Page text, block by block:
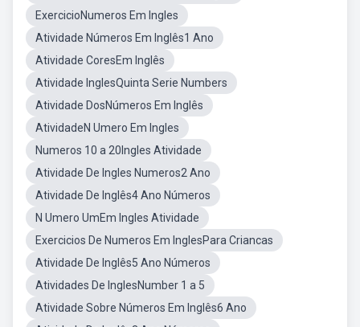
ExercicioNumeros Em Ingles
Atividade Números Em Inglês1 Ano
Atividade CoresEm Inglês
Atividade InglesQuinta Serie Numbers
Atividade DosNúmeros Em Inglês
AtividadeN Umero Em Ingles
Numeros 10 a 20Ingles Atividade
Atividade De Ingles Numeros2 Ano
Atividade De Inglês4 Ano Números
N Umero UmEm Ingles Atividade
Exercicios De Numeros Em InglesPara Criancas
Atividade De Inglês5 Ano Números
Atividades De InglesNumber 1 a 5
Atividade Sobre Números Em Inglês6 Ano